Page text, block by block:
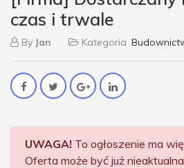
czas i trwale
By Jan Kategoria
UWAGA! To ogłoszenie ma
Oferta może być już